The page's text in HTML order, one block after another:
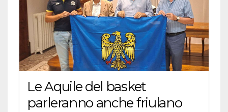
Le Aquile del basket
parleranno anche friulano